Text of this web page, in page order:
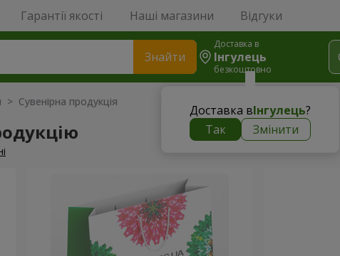
Гарантії якості Наші магазини Відгуки
Знайти
Доставка в
Інгулець
безкоштовно
Доставка вІнгулець?
Так
Змінити
Сувенірна продукція